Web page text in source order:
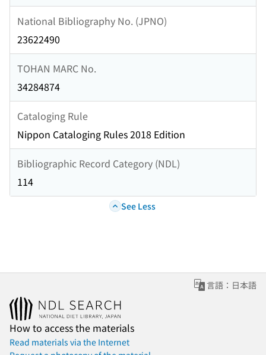
National Bibliography No. (JPNO)
23622490
TOHAN MARC No.
34284874
Cataloging Rule
Nippon Cataloging Rules 2018 Edition
Bibliographic Record Category (NDL)
114
See Less
言語：日本語
How to access the materials
Read materials via the Internet